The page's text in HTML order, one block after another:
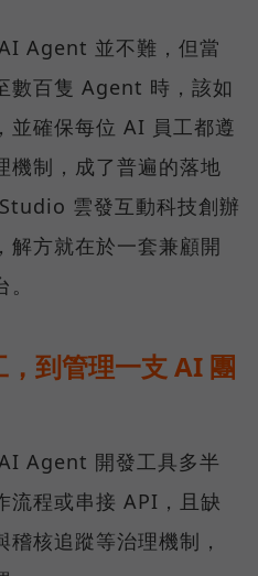
Agent 並不難，但當
數百隻 Agent 時，該如
並確保每位 AI 員工都遵
機制，成了普遍的落地
雲發互動科技創辦
解方就在於一套兼顧開
到管理一支 AI 團
Agent 開發工具多半
流程或串接 API，且缺
核追蹤等治理機制，